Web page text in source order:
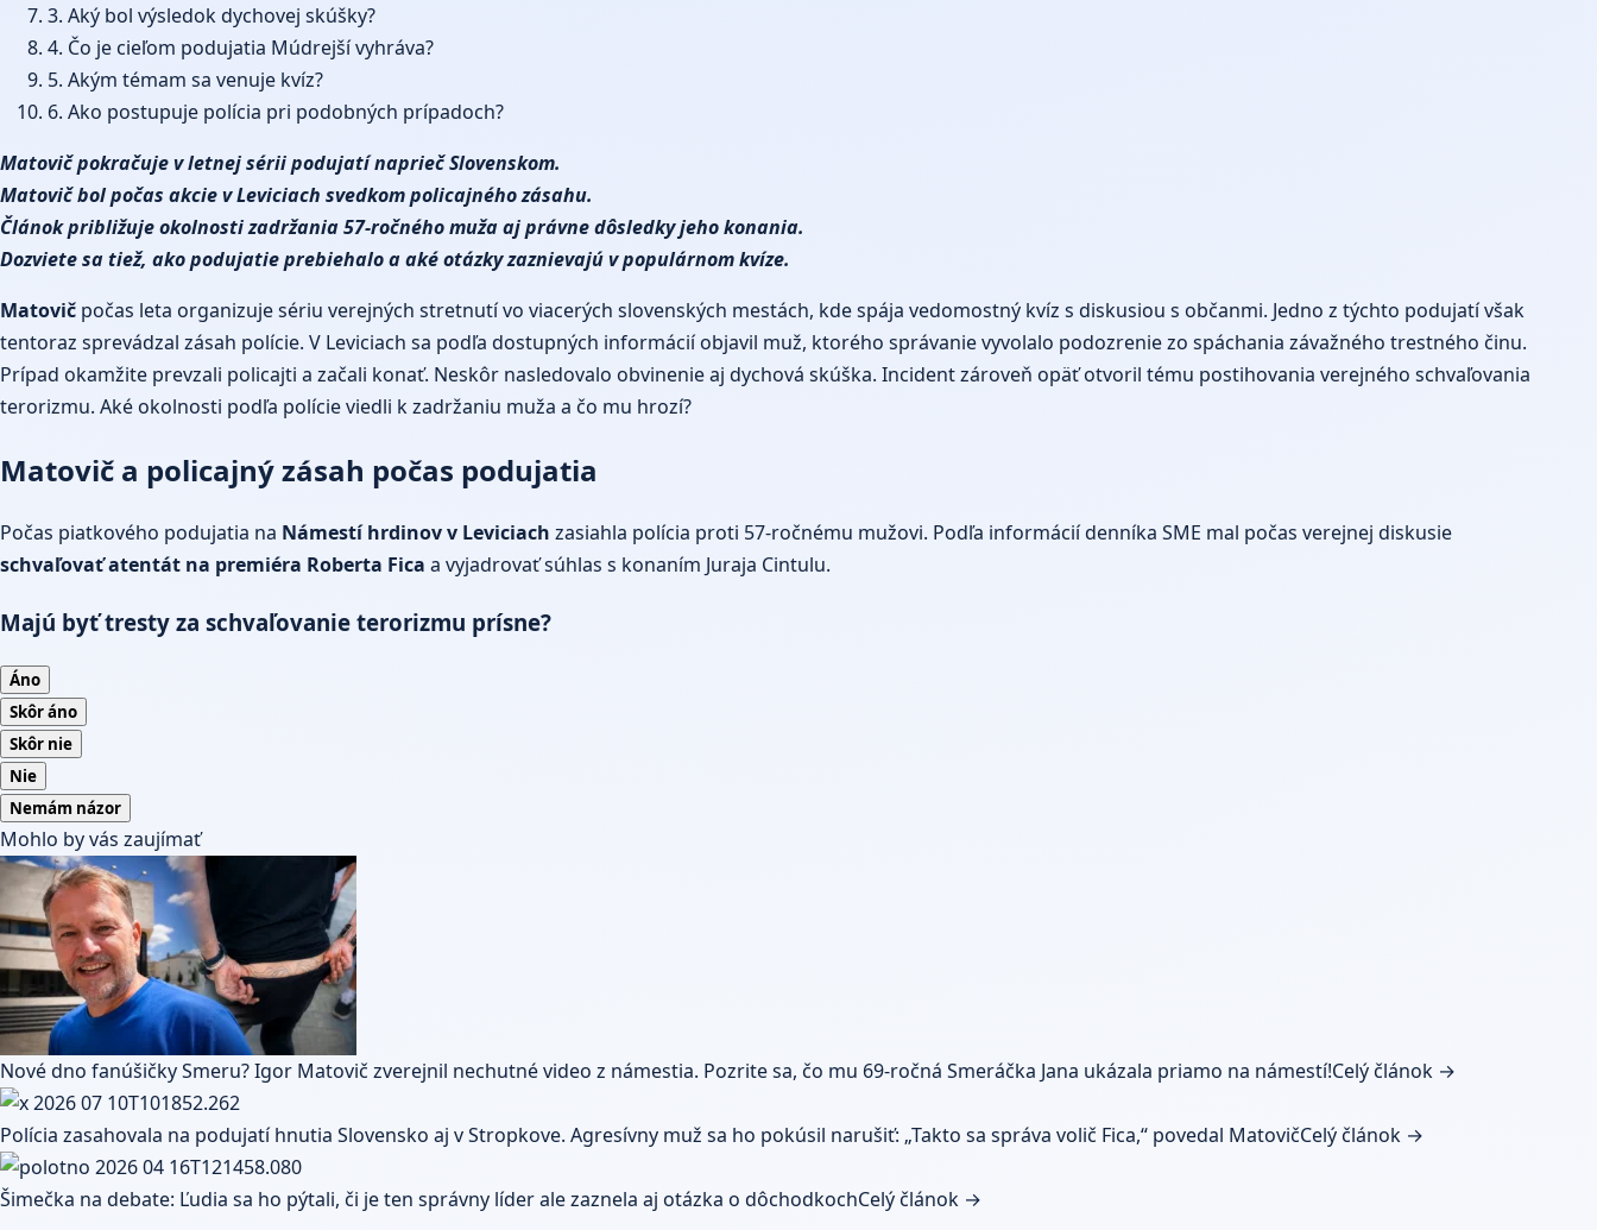
3. Aký bol výsledok dychovej skúšky?
4. Čo je cieľom podujatia Múdrejší vyhráva?
5. Akým témam sa venuje kvíz?
6. Ako postupuje polícia pri podobných prípadoch?
Matovičpokračuje v letnej sérii podujatí naprieč Slovenskom.
Matovič bol počas akcie v Leviciach svedkom policajného zásahu.
Článok približuje okolnosti zadržania 57-ročného muža aj právne dôsledky jeho konania.
Dozviete sa tiež, ako podujatie prebiehalo a aké otázky zaznievajú v populárnom kvíze.
Matovič počas leta organizuje sériu verejných stretnutí vo viacerých slovenských mestách, kde spája vedomostný kvíz s diskusiou s občanmi. Jedno z týchto podujatí však
tentoraz sprevádzal zásah polície. V Leviciach sa podľa dostupných informácií objavil muž, ktorého správanie vyvolalo podozrenie zo spáchania závažného trestného činu.
Prípad okamžite prevzali policajti a začali konať. Neskôr nasledovalo obvinenie aj dychová skúška. Incident zároveň opäť otvoril tému postihovania verejného schvaľovania
terorizmu. Aké okolnosti podľa polície viedli k zadržaniu muža a čo mu hrozí?
Matovič a policajný zásah počas podujatia
Počas piatkového podujatia na Námestí hrdinov v Leviciach zasiahla polícia proti 57-ročnému mužovi. Podľa informácií denníka SME mal počas verejnej diskusie
schvaľovaťatentát na premiéra Roberta Fica a vyjadrovať súhlas s konaním Juraja Cintulu.
Majú byť tresty za schvaľovanie terorizmu prísne?
Áno
Skôr áno
Skôr nie
Nie
Nemám názor
Mohlo by vás zaujímať
Nové dno fanúšičky Smeru? Igor Matovič zverejnil nechutné video z námestia. Pozrite sa, čo mu 69-ročná Smeráčka Jana ukázala priamo na námestí!Celý článok →
Polícia zasahovala na podujatí hnutia Slovensko aj v Stropkove. Agresívny muž sa ho pokúsil narušiť: „Takto sa správa volič Fica,“ povedal MatovičCelý článok →
Šimečka na debate: Ľudia sa ho pýtali, či je ten správny líder ale zaznela aj otázka o dôchodkochCelý článok →